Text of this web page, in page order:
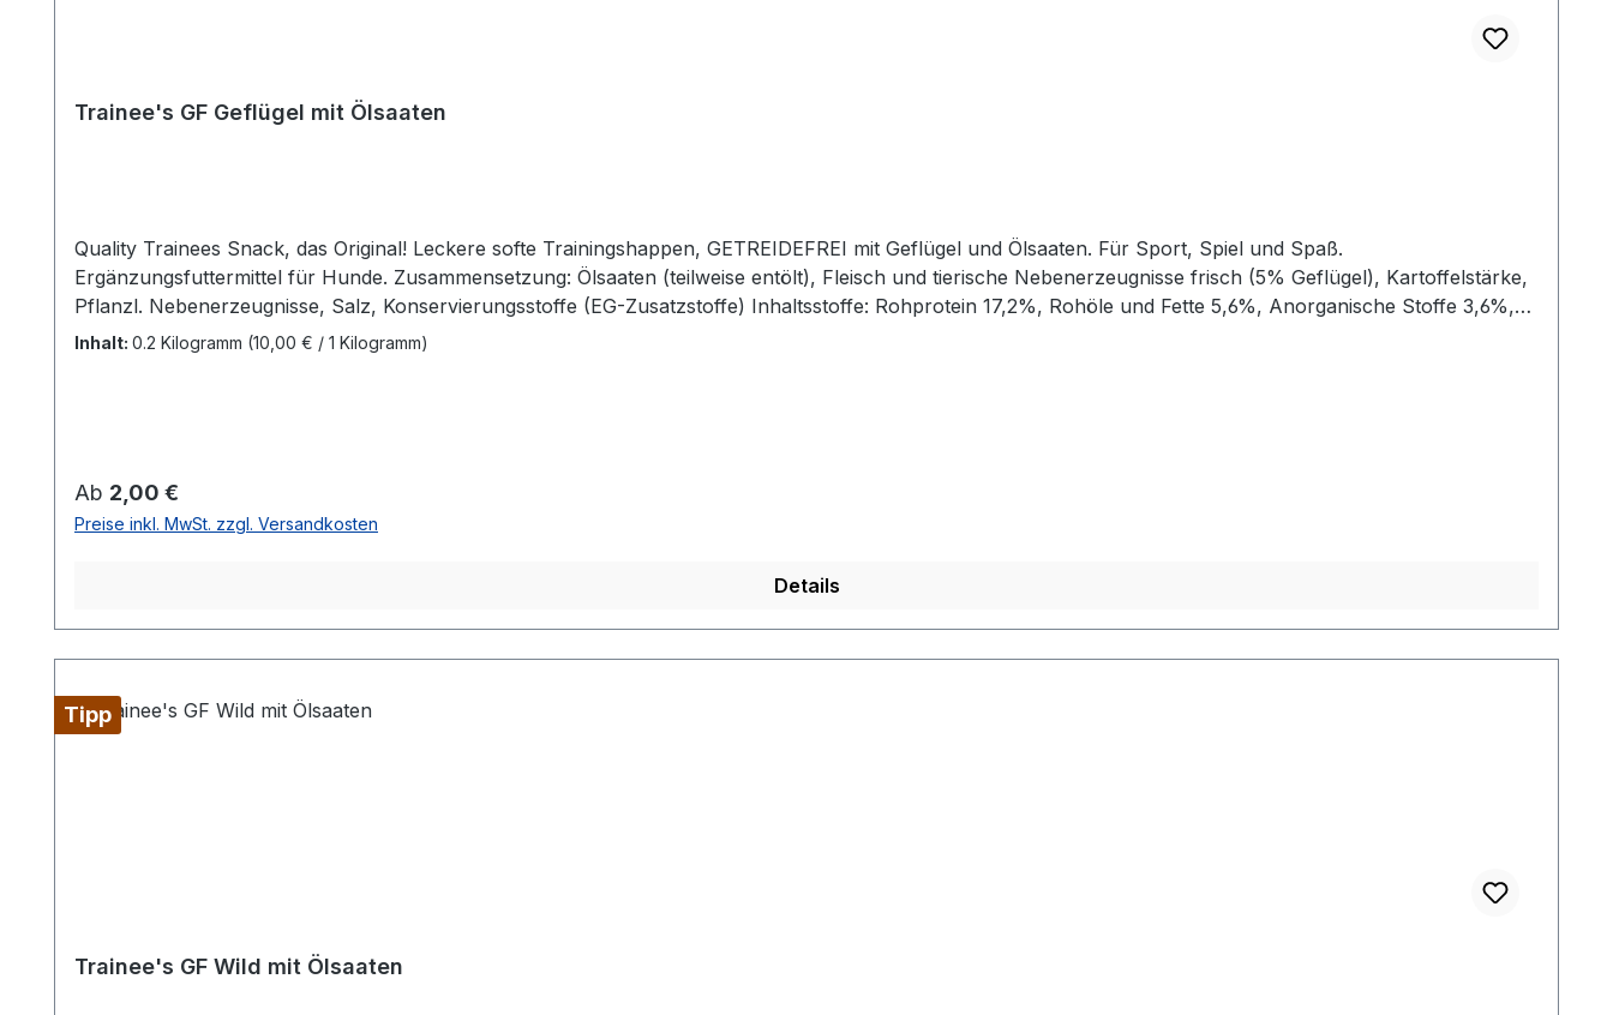
Trainee's GF Geflügel mit Ölsaaten
Quality Trainees Snack, das Original! Leckere softe Trainingshappen, GETREIDEFREI mit Geflügel und Ölsaaten. Für Sport, Spiel und Spaß.
Ergänzungsfuttermittel für Hunde. Zusammensetzung: Ölsaaten (teilweise entölt), Fleisch und tierische Nebenerzeugnisse frisch (5% Geflügel), Kartoffelstärke,
Pflanzl. Nebenerzeugnisse, Salz, Konservierungsstoffe (EG-Zusatzstoffe) Inhaltsstoffe: Rohprotein 17,2%, Rohöle und Fette 5,6%, Anorganische Stoffe 3,6%,
Rohfaser 7,1%. Feuchtigkeit 28%
Inhalt: 0.2 Kilogramm (10,00 € / 1 Kilogramm)
Regulärer Preis:
Ab 2,00 €
Preise inkl. MwSt. zzgl. Versandkosten
Details
Tipp
Trainee's GF Wild mit Ölsaaten